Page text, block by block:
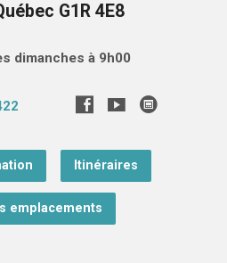
G1R 4E8
dimanches à 9h00
Itinéraires
emplacements